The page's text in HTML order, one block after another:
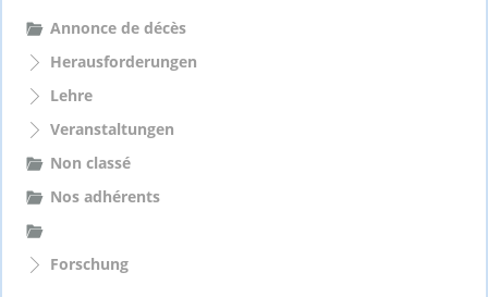
Annonce de décès
Herausforderungen
Lehre
Veranstaltungen
Non classé
Nos adhérents
Forschung